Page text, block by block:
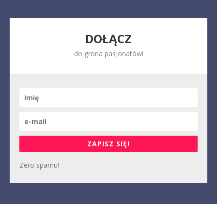
DOŁĄCZ
do grona pasjonatów!
ZAPISZ SIĘ!
Zero spamu!